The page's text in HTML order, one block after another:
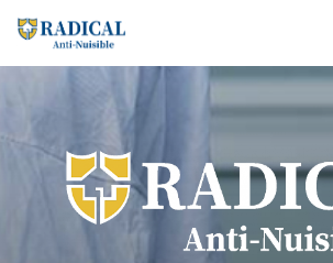
au
contenu
principal